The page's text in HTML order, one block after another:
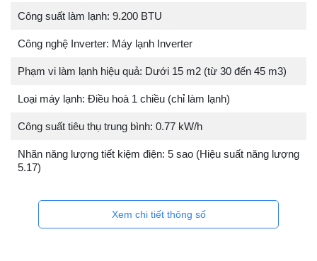
Công suất làm lạnh: 9.200 BTU
Công nghệ Inverter: Máy lạnh Inverter
Phạm vi làm lạnh hiệu quả: Dưới 15 m2 (từ 30 đến 45 m3)
Loại máy lạnh: Điều hoà 1 chiều (chỉ làm lạnh)
Công suất tiêu thụ trung bình: 0.77 kW/h
Nhãn năng lượng tiết kiệm điện: 5 sao (Hiệu suất năng lượng
5.17)
Xem chi tiết thông số